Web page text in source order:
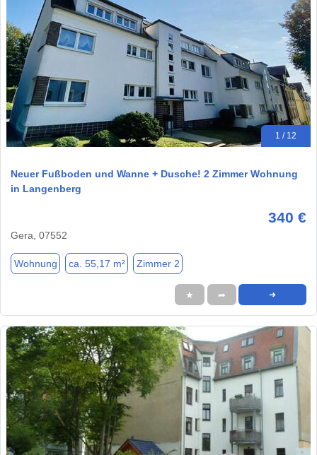
1 / 12
Neuer Fußboden und Wanne + Dusche! 2 Zimmer Wohnung
in Langenberg
340 €
Gera, 07552
Wohnung ca. 55,17 m² Zimmer 2
★ ➦ ➜